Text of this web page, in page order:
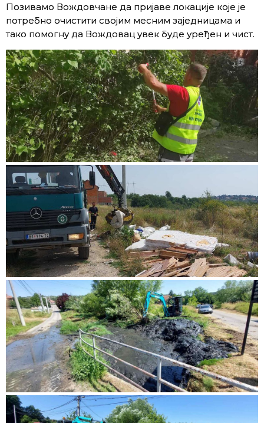
Позивамо Вождовчане да пријаве локације које је
потребно очистити својим месним заједницама и
тако помогну да Вождовац увек буде уређен и чист.